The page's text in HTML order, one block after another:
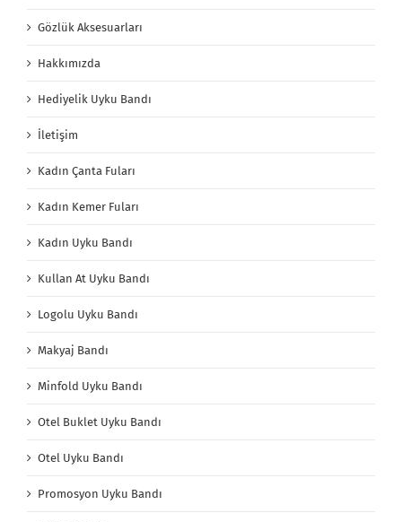
Gözlük Aksesuarları
Hakkımızda
Hediyelik Uyku Bandı
İletişim
Kadın Çanta Fuları
Kadın Kemer Fuları
Kadın Uyku Bandı
Kullan At Uyku Bandı
Logolu Uyku Bandı
Makyaj Bandı
Minfold Uyku Bandı
Otel Buklet Uyku Bandı
Otel Uyku Bandı
Promosyon Uyku Bandı